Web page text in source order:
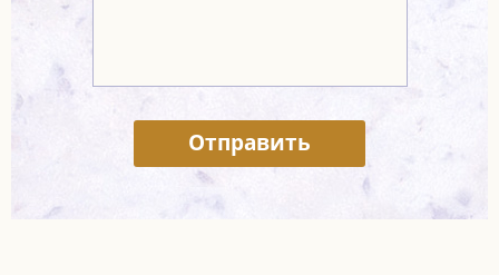
Отправить